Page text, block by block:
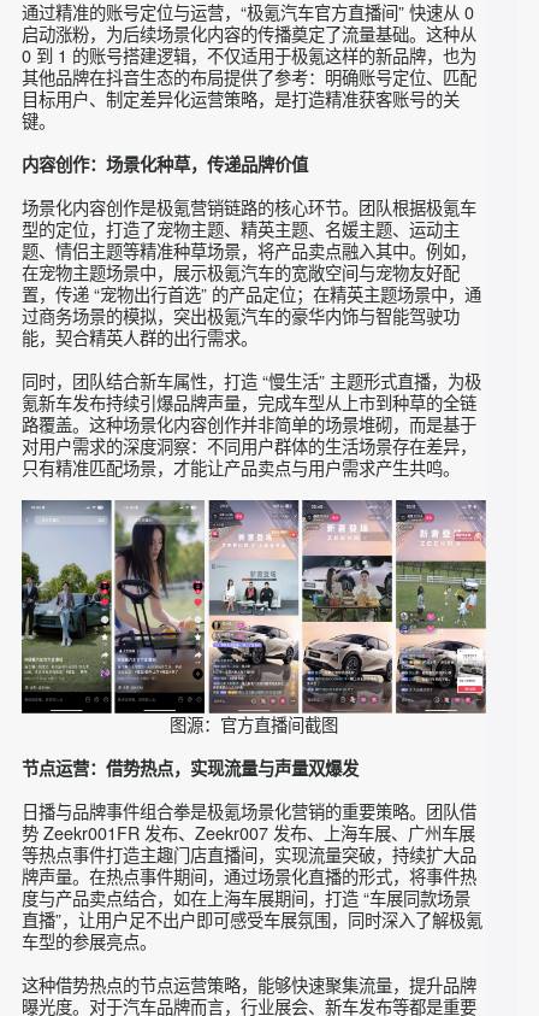
搭建。知家 DTC 团队深入分析极氪汽车的品牌定位与目标用户
画像，明确直播间的 “高品质生活方式展示平台” 定位。在账号
装修上，突出极氪的设计美学与科技感，营造与品牌调性一致
的视觉氛围；在账号运营上，制定 “日播 + 大场” 的直播节奏，
日播以产品细节讲解、用户答疑为主，大场则结合节点事件
（如新车发布、品牌活动）打造场景化直播盛宴，形成持续的
流量吸引力。
通过精准的账号定位与运营，“极氪汽车官方直播间” 快速从 0
启动涨粉，为后续场景化内容的传播奠定了流量基础。这种从
0 到 1 的账号搭建逻辑，不仅适用于极氪这样的新品牌，也为
其他品牌在抖音生态的布局提供了参考：明确账号定位、匹配
目标用户、制定差异化运营策略，是打造精准获客账号的关
键。
内容创作：场景化种草，传递品牌价值
场景化内容创作是极氪营销链路的核心环节。团队根据极氪车
型的定位，打造了宠物主题、精英主题、名媛主题、运动主
题、情侣主题等精准种草场景，将产品卖点融入其中。例如，
在宠物主题场景中，展示极氪汽车的宽敞空间与宠物友好配
置，传递 “宠物出行首选” 的产品定位；在精英主题场景中，通
过商务场景的模拟，突出极氪汽车的豪华内饰与智能驾驶功
能，契合精英人群的出行需求。
同时，团队结合新车属性，打造 “慢生活” 主题形式直播，为极
氪新车发布持续引爆品牌声量，完成车型从上市到种草的全链
路覆盖。这种场景化内容创作并非简单的场景堆砌，而是基于
对用户需求的深度洞察：不同用户群体的生活场景存在差异，
只有精准匹配场景，才能让产品卖点与用户需求产生共鸣。
图源：官方直播间截图